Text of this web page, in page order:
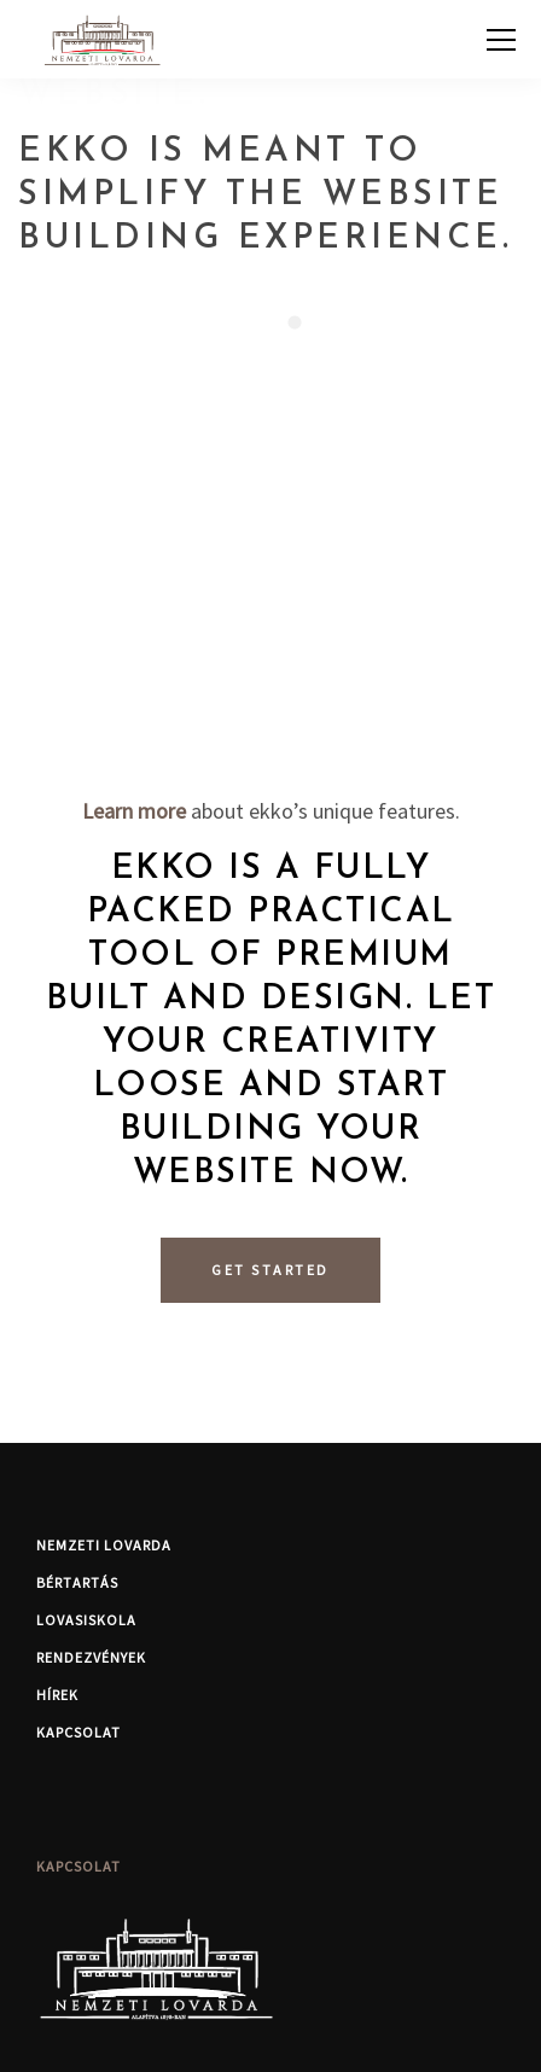
EKKO IS MEANT TO
SIMPLIFY THE WEBSITE
BUILDING EXPERIENCE.
Learn moreabout ekko’s unique features.
EKKO IS A FULLY
PACKED PRACTICAL
TOOL OF PREMIUM
BUILT AND DESIGN. LET
YOUR CREATIVITY
LOOSE AND START
BUILDING YOUR
WEBSITE NOW.
GET STARTED
NEMZETI LOVARDA
BÉRTARTÁS
LOVASISKOLA
RENDEZVÉNYEK
HÍREK
KAPCSOLAT
KAPCSOLAT